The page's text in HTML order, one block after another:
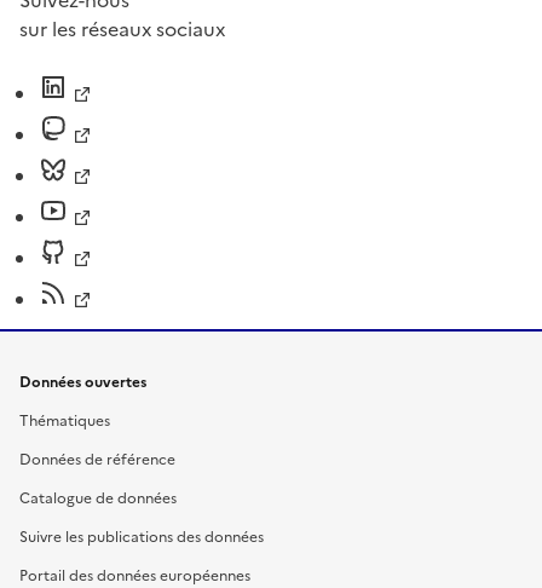
sur les réseaux sociaux
Données ouvertes
Thématiques
Données de référence
Catalogue de données
Suivre les publications des données
Portail des données européennes